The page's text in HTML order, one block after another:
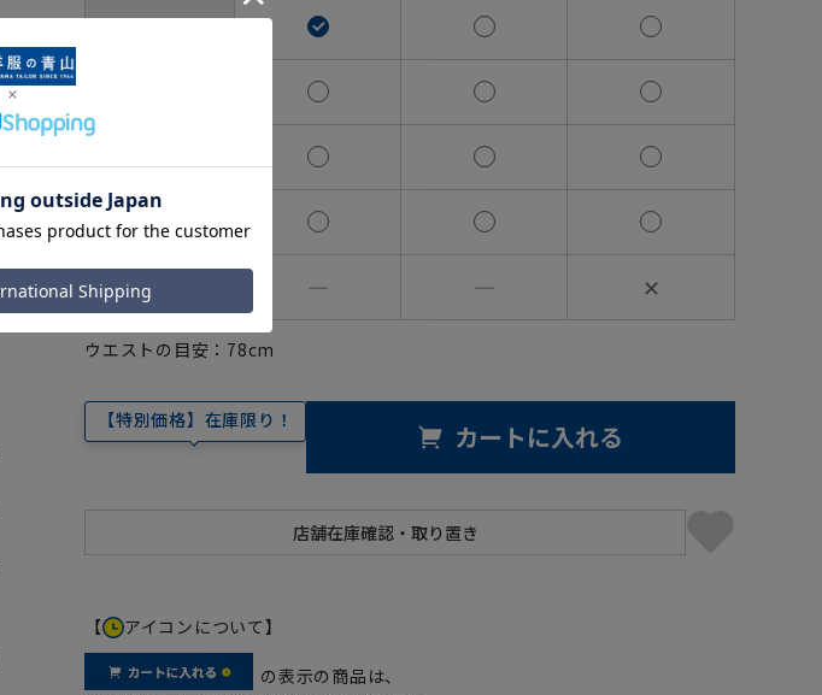
4号(165cm)
7号(180cm)
8号(185cm) ― ― ✕
ウエストの目安： 78cm
【特別価格】在庫限り！ カートに入れる
【 アイコンについて】
の表示の商品は、